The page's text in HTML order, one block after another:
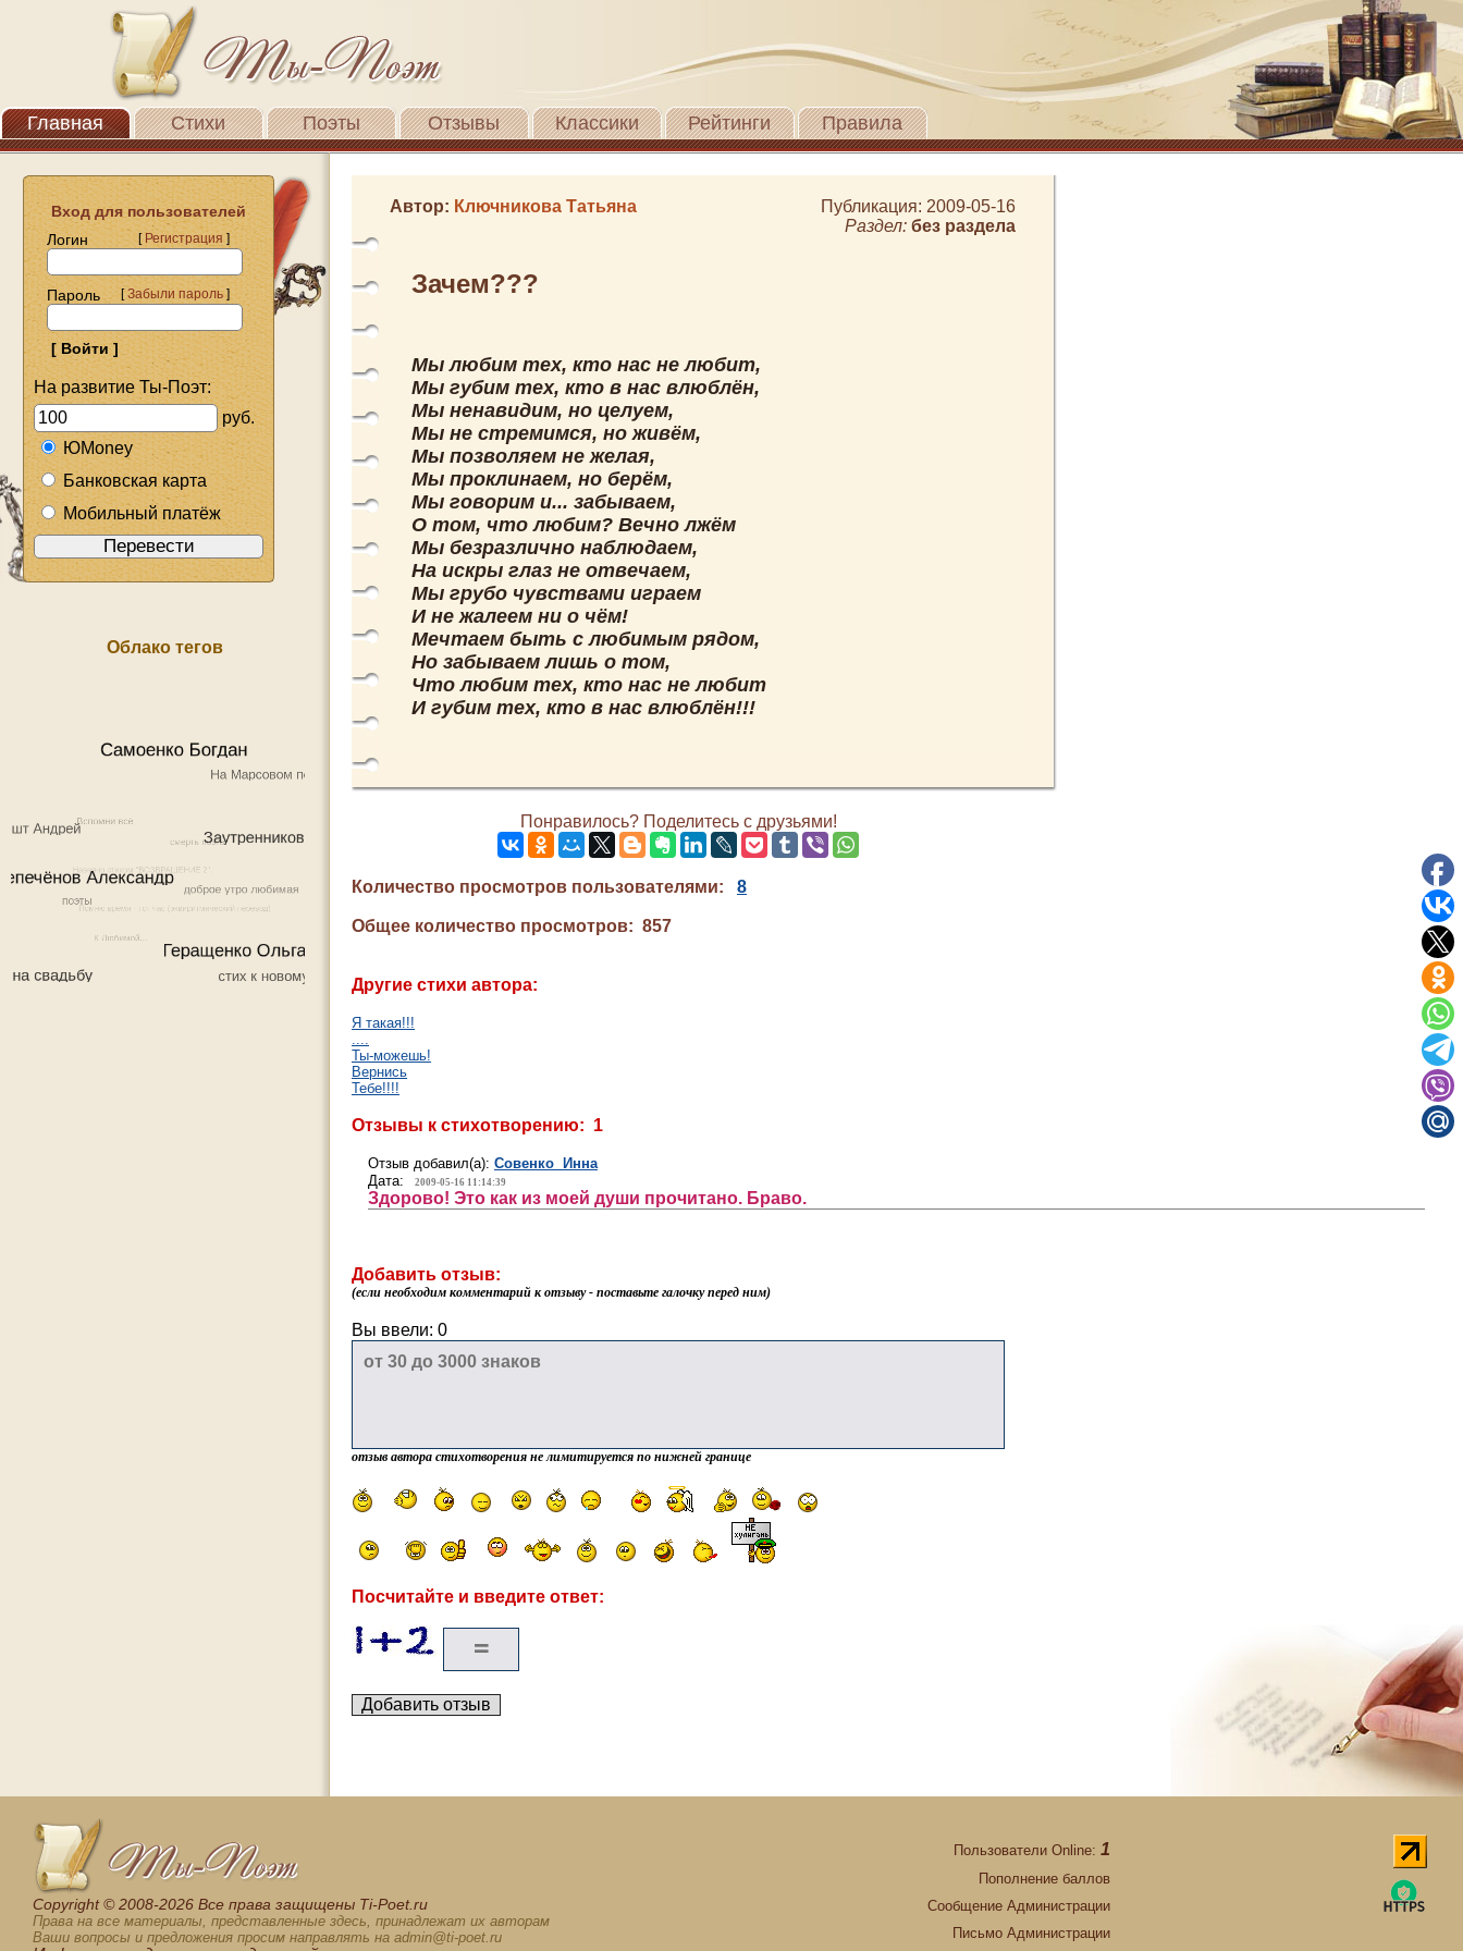
Главная Стихи Поэты Отзывы Классики Рейтинги Правила
Вход для пользователей
Логин
[Регистрация]
Пароль [Забыли пароль]
На развитие Ты-Поэт:
руб.
ЮMoney
Банковская карта
Мобильный платёж
Облако тегов
Автор: Ключникова Татьяна
Публикация: 2009-05-16
Раздел: без раздела
Зачем???
Мы любим тех, кто нас не любит,
Мы губим тех, кто в нас влюблён,
Мы ненавидим, но целуем,
Мы не стремимся, но живём,
Мы позволяем не желая,
Мы проклинаем, но берём,
Мы говорим и... забываем,
О том, что любим? Вечно лжём
Мы безразлично наблюдаем,
На искры глаз не отвечаем,
Мы грубо чувствами играем
И не жалеем ни о чём!
Мечтаем быть с любимым рядом,
Но забываем лишь о том,
Что любим тех, кто нас не любит
И губим тех, кто в нас влюблён!!!
Понравилось? Поделитесь с друзьями!
Количество просмотров пользователями: 8
Общее количество просмотров: 857
Другие стихи автора:
Я такая!!!
....
Ты-можешь!
Вернись
Тебе!!!!
Отзывы к стихотворению: 1
Отзыв добавил(а): Совенко Инна
Дата:
2009-05-16 11:14:39
Здорово! Это как из моей души прочитано. Браво.
Добавить отзыв:
(если необходим комментарий к отзыву - поставьте галочку перед ним)
Вы ввели: 0
отзыв автора стихотворения не лимитируется по нижней границе
Посчитайте и введите ответ:
Сopyright © 2008-2026 Все права защищены Ti-Poet.ru
Права на все материалы, представленные здесь, принадлежат их авторам
Ваши вопросы и предложения просим направлять на admin@ti-poet.ru
Пользователи Online: 1
Пополнение баллов
Сообщение Администрации
Письмо Администрации